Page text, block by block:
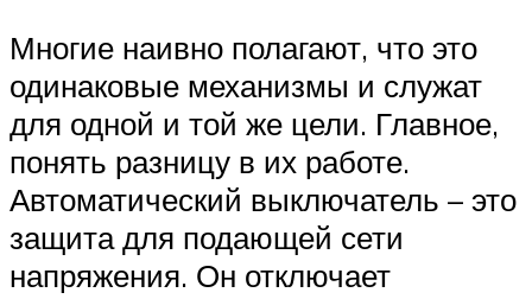
Многие наивно полагают, что это
одинаковые механизмы и служат
для одной и той же цели. Главное,
понять разницу в их работе.
Автоматический выключатель – это
защита для подающей сети
напряжения. Он отключает